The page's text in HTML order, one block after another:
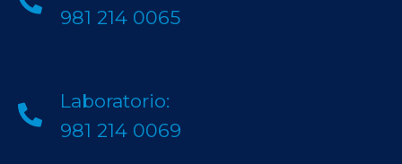
981 214 0065
Laboratorio:
981 214 0069